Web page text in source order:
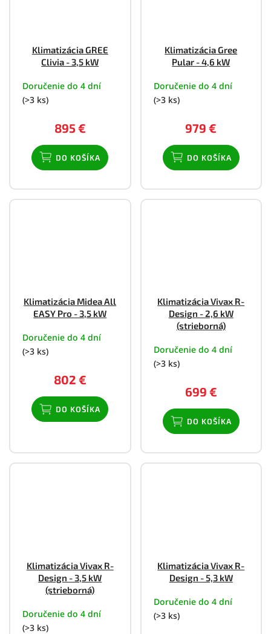
Klimatizácia GREE
Clivia - 3,5 kW
Doručenie do 4 dní
(>3 ks)
895 €
DO KOŠÍKA
Klimatizácia Gree
Pular - 4,6 kW
Doručenie do 4 dní
(>3 ks)
979 €
DO KOŠÍKA
Klimatizácia Midea All
EASY Pro - 3,5 kW
Doručenie do 4 dní
(>3 ks)
802 €
DO KOŠÍKA
Klimatizácia Vivax R-
Design - 2,6 kW
(strieborná)
Doručenie do 4 dní
(>3 ks)
699 €
DO KOŠÍKA
Klimatizácia Vivax R-
Design - 3,5 kW
(strieborná)
Doručenie do 4 dní
(>3 ks)
Klimatizácia Vivax R-
Design - 5,3 kW
Doručenie do 4 dní
(>3 ks)